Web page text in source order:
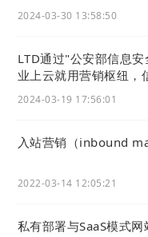
2024-03-30 13:58:50
LTD通过"公安部信息
业上云就用营销枢纽，
2024-03-19 17:56:01
入站营销（inbound
2022-03-14 12:05:21
私有部署与SaaS模式